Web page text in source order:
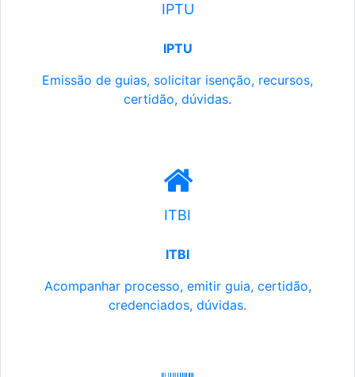
IPTU
IPTU
Emissão de guias, solicitar isenção, recursos,
certidão, dúvidas.
ITBI
ITBI
Acompanhar processo, emitir guia, certidão,
credenciados, dúvidas.